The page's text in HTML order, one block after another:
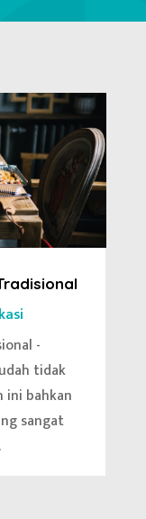
-
tidak
ini bahkan
sangat